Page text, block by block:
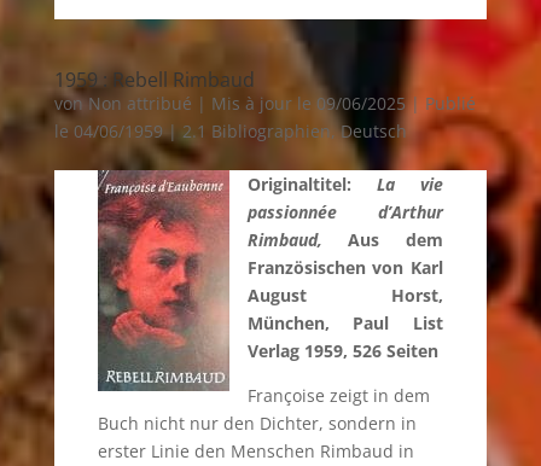
1959 : Rebell Rimbaud
vonNon attribué | Mis à jour le 09/06/2025 | Publié
le 04/06/1959|2.1 Bibliographien,Deutsch
Originaltitel: La vie
passionnée d’Arthur
Rimbaud, Aus dem
Französischen von Karl
August Horst,
München, Paul List
Verlag 1959, 526 Seiten
Françoise zeigt in dem
Buch nicht nur den Dichter, sondern in
erster Linie den Menschen Rimbaud in